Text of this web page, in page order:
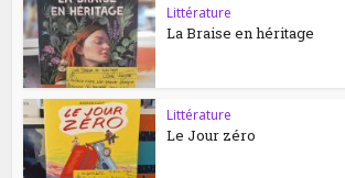
Littérature
La Braise en héritage
Littérature
Le Jour zéro